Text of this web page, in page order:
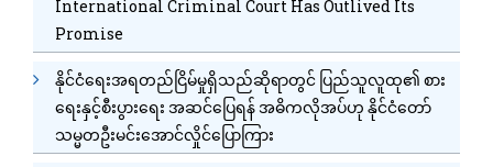
International Criminal Court Has Outlived Its
Promise
နိုင်ငံရေးအရတည်ငြိမ်မှုရှိသည်ဆိုရာတွင် ပြည်သူလူထု၏ စား
ရေးနှင့်စီးပွားရေး အဆင်ပြေရန် အဓိကလိုအပ်ဟု နိုင်ငံတော်
သမ္မတဦးမင်းအောင်လှိုင်ပြောကြား